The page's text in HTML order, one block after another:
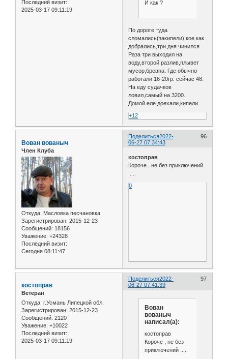
Последний визит:
2025-03-17 09:11:19
И как ?
По дороге туда
сломались(закипели),кое как
добрались,три дня чинился.
Раза три выходил на
воду,второй разлив,плывет
мусор,бревна. Где обычно
работали 16-20гр. сейчас 48.
На еду судачков
ловил,самый на 3200.
Домой еле доехали,кипели.
+12
Поделиться 96
2022-
06-27 07:34:43
Вован вованыч
Член Клуба
Откуда: Масловка песчановка
Зарегистрирован: 2015-12-23
Сообщений: 18156
Уважение: +24328
Последний визит:
Сегодня 08:11:47
костоправ
Короче , не без приключений
0
Поделиться 97
2022-
06-27 07:41:39
костоправ
Ветеран
Откуда: г.Усмань Липецкой обл.
Зарегистрирован: 2015-12-23
Сообщений: 2120
Уважение: +10022
Последний визит:
2025-03-17 09:11:19
Вован
вованыч
написал(а):
костоправ
Короче , не без
приключений .....